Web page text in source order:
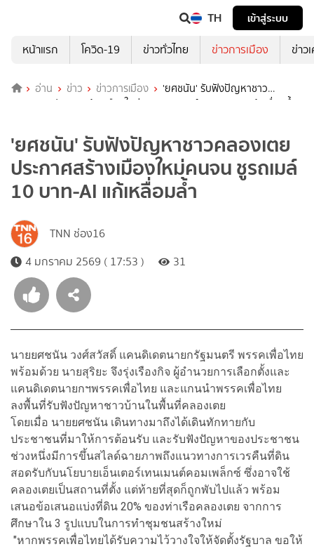
TH
เข้าสู่ระบบ
หน้าแรก
โควิด-19 ข่าวทั่วไทย ข่าวการเมือง ข่าว
อ่าน ข่าว ข่าวการเมือง
'ยศชนัน' รับฟังปัญหาชาว
คลองเตย ประกาศสร้างเมืองใหม่คนจน ชูรถเมล์ 10 บาท-AI แก้เหลื่อมล้ำ
'ยศชนัน' รับฟังปัญหาชาวคลองเตย
ประกาศสร้างเมืองใหม่คนจน ชูรถเมล์
10 บาท-AI แก้เหลื่อมล้ำ
TNN ช่อง16
4 มกราคม 2569 ( 17:53 )
31
นายยศชนัน วงศ์สวัสดิ์ แคนดิเดตนายกรัฐมนตรี พรรคเพื่อไทย
พร้อมด้วย นายสุริยะ จึงรุ่งเรืองกิจ ผู้อำนวยการเลือกตั้งและ
แคนดิเดตนายกฯพรรคเพื่อไทย และแกนนำพรรคเพื่อไทย
ลงพื้นที่รับฟังปัญหาชาวบ้านในพื้นที่คลองเตย
โดยเมื่อ นายยศชนัน เดินทางมาถึงได้เดินทักทายกับ
ประชาชนที่มาให้การต้อนรับ และรับฟังปัญหาของประชาชน
ช่วงหนึ่งมีการขึ้นสไลด์ฉายภาพถึงแนวทางการเวรคืนที่ดิน
สอดรับกับนโยบายเอ็นเตอร์เทนเมนต์คอมเพล็กซ์ ซึ่งอาจใช้
คลองเตยเป็นสถานที่ตั้ง แต่ท้ายที่สุดก็ถูกพับไปแล้ว พร้อม
เสนอข้อเสนอแบ่งที่ดิน 20% ของท่าเรือคลองเตย จากการ
ศึกษาใน 3 รูปแบบในการทำชุมชนสร้างใหม่
"หากพรรคเพื่อไทยได้รับความไว้วางใจให้จัดตั้งรัฐบาล ขอให้